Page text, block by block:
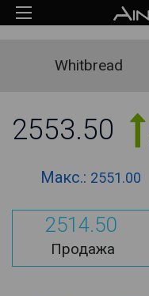
Whitbread
2553.50
Макс.: 2551.00
2514.50
Продажа